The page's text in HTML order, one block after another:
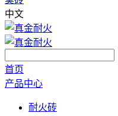
中文
首页
产品中心
耐火砖